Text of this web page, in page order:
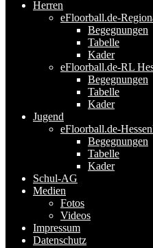
Herren
eFloorball.de-
Begegnungen
Tabelle
Kader
eFloorball.de-RL
Begegnungen
Tabelle
Kader
Jugend
eFloorball.de-
Begegnungen
Tabelle
Kader
Schul-AG
Medien
Fotos
Videos
Impressum
Datenschutz